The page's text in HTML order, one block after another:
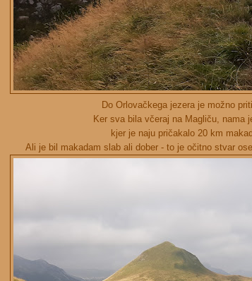
Do Orlovačkega jezera je možno
Ker sva bila včeraj na Magliču, nama
kjer je naju pričakalo 20 km
Ali je bil makadam slab ali dober - to je očitno stvar